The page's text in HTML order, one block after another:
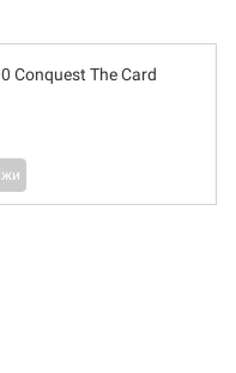
Conquest The Card